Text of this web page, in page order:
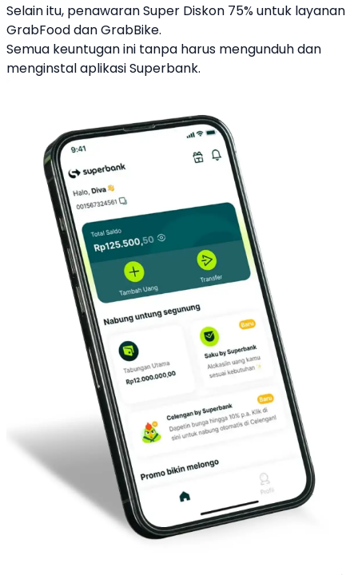
Selain itu, penawaran Super Diskon 75% untuk layanan
GrabFood danGrabBike.
Semua keuntugan ini tanpa harus mengunduh dan
menginstal aplikasi Superbank.